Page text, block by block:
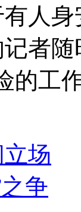
人
者
的工
场
争